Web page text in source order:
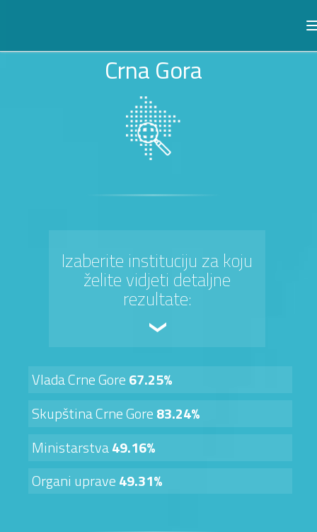
Crna Gora
Izaberite instituciju za koju
želite vidjeti detaljne
rezultate:
Vlada Crne Gore67.25%
Skupština Crne Gore83.24%
Ministarstva49.16%
Organi uprave49.31%